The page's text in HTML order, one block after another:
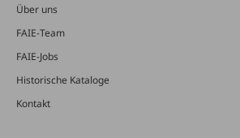
Über uns
FAIE-Team
FAIE-Jobs
Historische Kataloge
Kontakt